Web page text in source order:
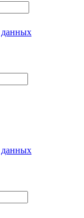
данных
данных